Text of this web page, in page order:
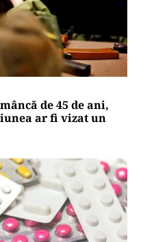
de 45 de ani,
ar fi vizat un